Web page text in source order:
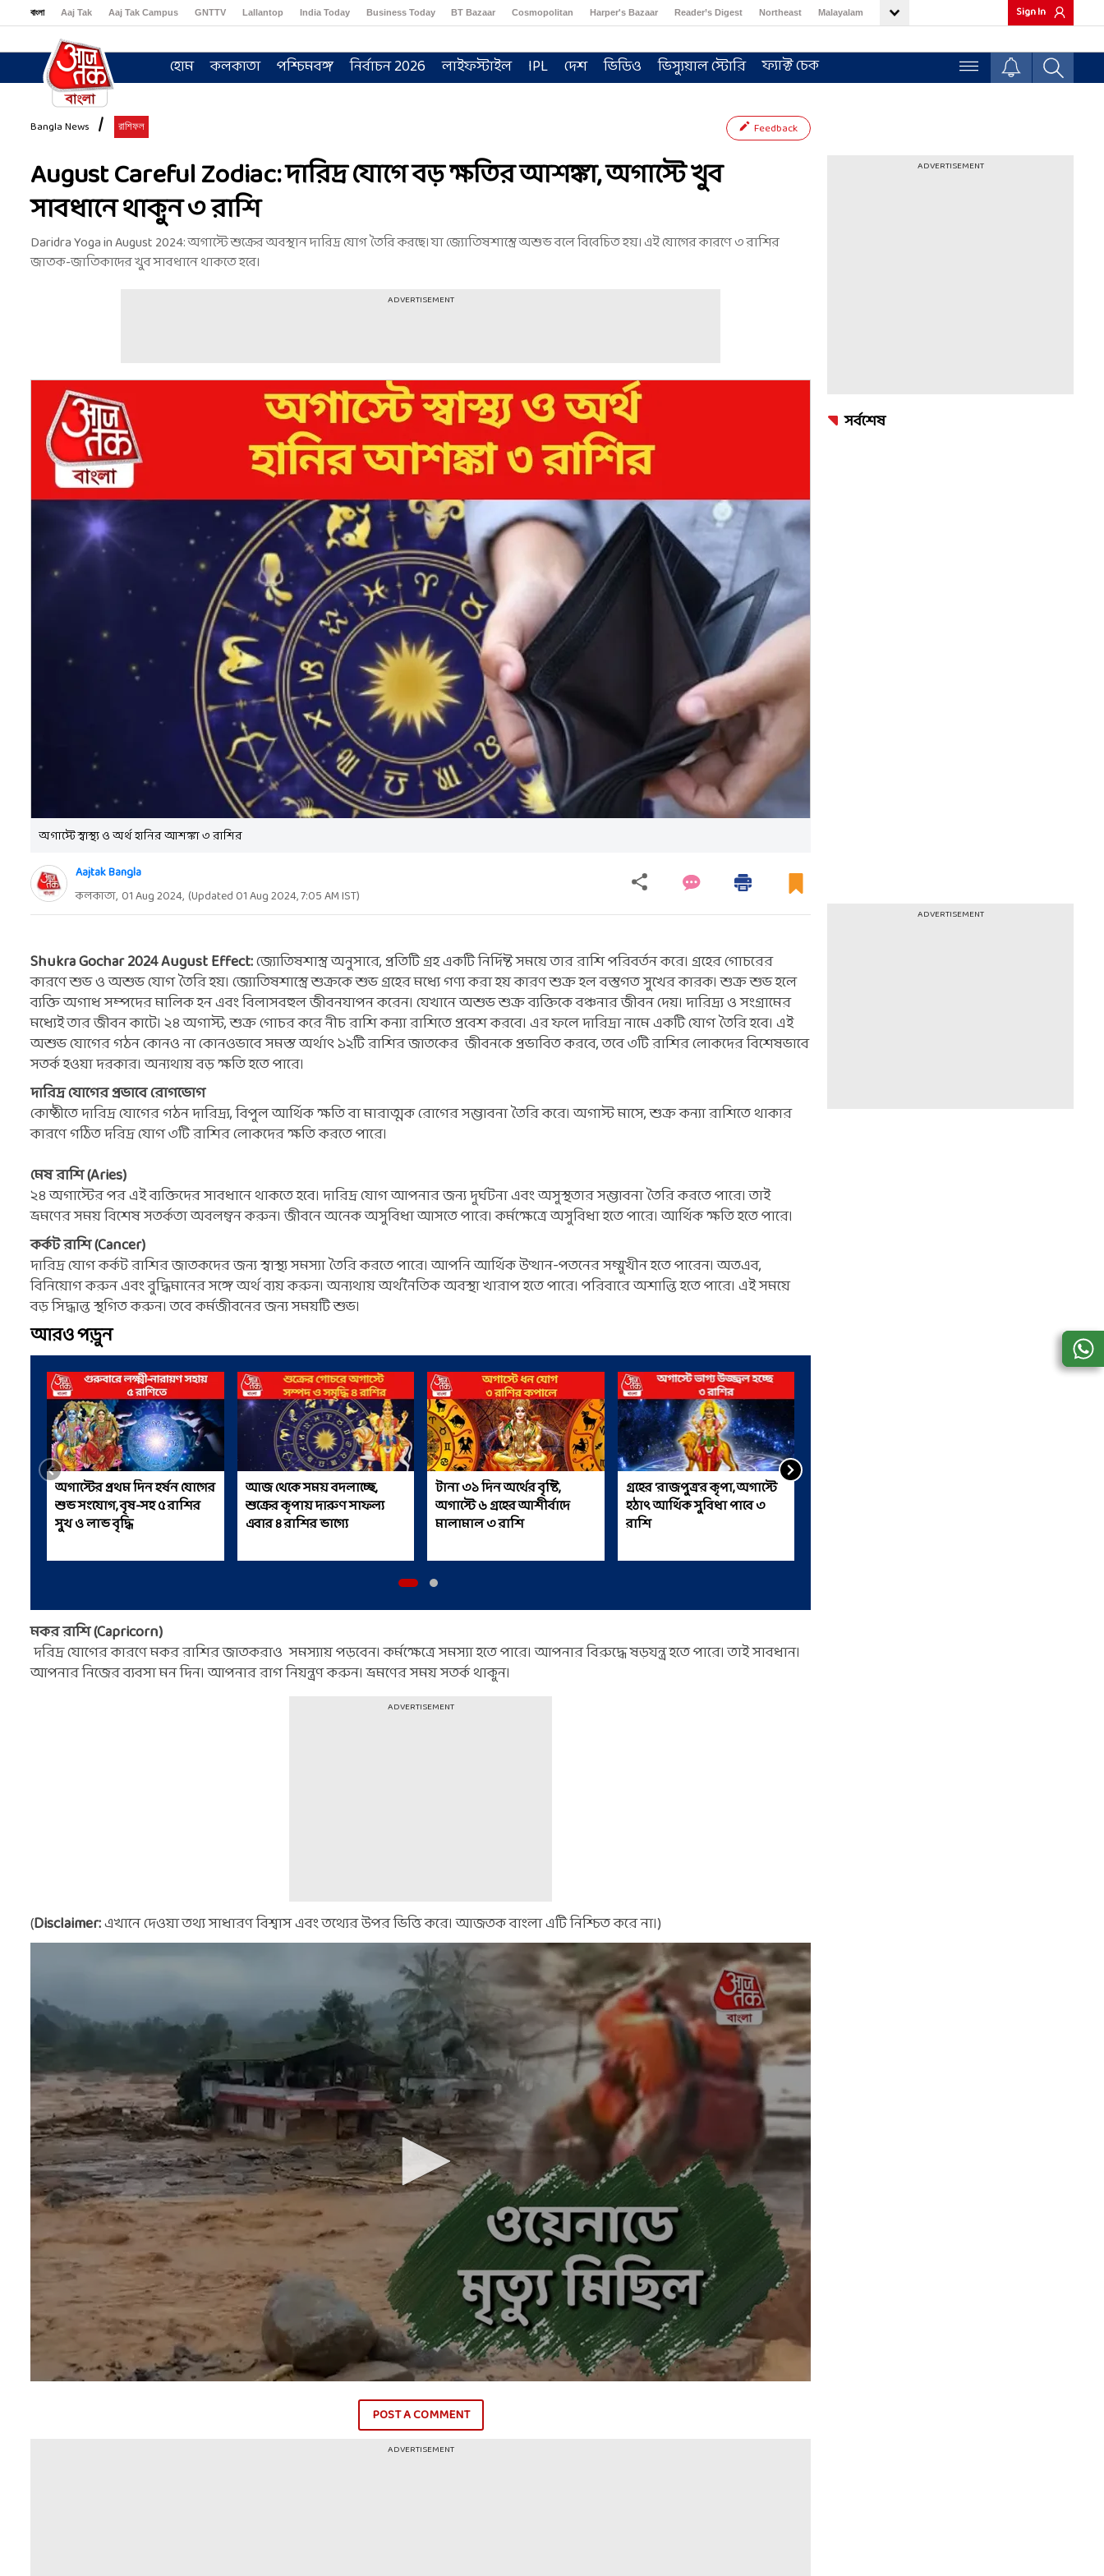
বাংলা Aaj Tak Aaj Tak Campus GNTTV Lallantop India Today Business Today BT Bazaar Cosmopolitan Harper's Bazaar Reader’s Digest Northeast Malayalam Sign In
হোম কলকাতা পশ্চিমবঙ্গ নির্বাচন 2026 লাইফস্টাইল IPL দেশ ভিডিও ভিস্যুয়াল স্টোরি ফ্যাক্ট চেক
Bangla News রাশিফল Feedback
August Careful Zodiac: দারিদ্র যোগে বড় ক্ষতির আশঙ্কা, অগাস্টে খুব
সাবধানে থাকুন ৩ রাশি
Daridra Yoga in August 2024: অগাস্টে শুক্রের অবস্থান দারিদ্র যোগ তৈরি করছে। যা জ্যোতিষশাস্ত্রে অশুভ বলে বিবেচিত হয়। এই যোগের কারণে ৩ রাশির
জাতক-জাতিকাদের খুব সাবধানে থাকতে হবে।
ADVERTISEMENT
অগাস্টে স্বাস্থ্য ও অর্থ হানির আশঙ্কা ৩ রাশির
Aajtak Bangla
কলকাতা, 01 Aug 2024, (Updated 01 Aug 2024, 7:05 AMIST)
Shukra Gochar 2024 August Effect:জ্যোতিষশাস্ত্র অনুসারে, প্রতিটি গ্রহ একটি নির্দিষ্ট সময়ে তার রাশি পরিবর্তন করে। গ্রহের গোচরের
কারণে শুভ ও অশুভ যোগ তৈরি হয়। জ্যোতিষশাস্ত্রে শুক্রকে শুভ গ্রহের মধ্যে গণ্য করা হয় কারণ শুক্র হল বস্তুগত সুখের কারক। শুক্র শুভ হলে
ব্যক্তি অগাধ সম্পদের মালিক হন এবং বিলাসবহুল জীবনযাপন করেন। যেখানে অশুভ শুক্র ব্যক্তিকে বঞ্চনার জীবন দেয়। দারিদ্র্য ও সংগ্রামের
মধ্যেই তার জীবন কাটে। ২৪ অগাস্ট, শুক্র গোচর করে নীচ রাশি কন্যা রাশিতে প্রবেশ করবে। এর ফলে দারিদ্রা নামে একটি যোগ তৈরি হবে। এই
অশুভ যোগের গঠন কোনও না কোনওভাবে সমস্ত অর্থাৎ ১২টি রাশির জাতকের জীবনকে প্রভাবিত করবে, তবে ৩টি রাশির লোকদের বিশেষভাবে
সতর্ক হওয়া দরকার। অন্যথায় বড় ক্ষতি হতে পারে।
দারিদ্র যোগের প্রভাবে রোগভোগ
কোষ্ঠীতে দারিদ্র যোগের গঠন দারিদ্র্য, বিপুল আর্থিক ক্ষতি বা মারাত্মক রোগের সম্ভাবনা তৈরি করে। অগাস্ট মাসে, শুক্র কন্যা রাশিতে থাকার
কারণে গঠিত দরিদ্র যোগ ৩টি রাশির লোকদের ক্ষতি করতে পারে।
মেষ রাশি (Aries)
২৪ অগাস্টের পর এই ব্যক্তিদের সাবধানে থাকতে হবে। দারিদ্র যোগ আপনার জন্য দুর্ঘটনা এবং অসুস্থতার সম্ভাবনা তৈরি করতে পারে। তাই
ভ্রমণের সময় বিশেষ সতর্কতা অবলম্বন করুন। জীবনে অনেক অসুবিধা আসতে পারে। কর্মক্ষেত্রে অসুবিধা হতে পারে। আর্থিক ক্ষতি হতে পারে।
কর্কট রাশি (Cancer)
দারিদ্র যোগ কর্কট রাশির জাতকদের জন্য স্বাস্থ্য সমস্যা তৈরি করতে পারে। আপনি আর্থিক উত্থান-পতনের সম্মুখীন হতে পারেন। অতএব,
বিনিয়োগ করুন এবং বুদ্ধিমানের সঙ্গে অর্থ ব্যয় করুন। অন্যথায় অর্থনৈতিক অবস্থা খারাপ হতে পারে। পরিবারে অশান্তি হতে পারে। এই সময়ে
বড় সিদ্ধান্ত স্থগিত করুন। তবে কর্মজীবনের জন্য সময়টি শুভ।
আরও পড়ুন
অগাস্টের প্রথম দিন হর্ষন যোগের
শুভ সংযোগ, বৃষ-সহ ৫ রাশির
সুখ ও লাভ বৃদ্ধি
আজ থেকে সময় বদলাচ্ছে,
শুক্রের কৃপায় দারুণ সাফল্য
এবার ৪ রাশির ভাগ্যে
টানা ৩১ দিন অর্থের বৃষ্টি,
অগাস্টে ৬ গ্রহের আশীর্বাদে
মালামাল ৩ রাশি
গ্রহের 'রাজপুত্র'র কৃপা, অগাস্টে
হঠাৎ আর্থিক সুবিধা পাবে ৩
রাশি
মকর রাশি (Capricorn)
দরিদ্র যোগের কারণে মকর রাশির জাতকরাও সমস্যায় পড়বেন। কর্মক্ষেত্রে সমস্যা হতে পারে। আপনার বিরুদ্ধে ষড়যন্ত্র হতে পারে। তাই সাবধান।
আপনার নিজের ব্যবসা মন দিন। আপনার রাগ নিয়ন্ত্রণ করুন। ভ্রমণের সময় সতর্ক থাকুন।
ADVERTISEMENT
(Disclaimer:এখানে দেওয়া তথ্য সাধারণ বিশ্বাস এবং তথ্যের উপর ভিত্তি করে। আজতক বাংলা এটি নিশ্চিত করে না।)
POST A COMMENT
ADVERTISEMENT
ADVERTISEMENT
সর্বশেষ
ADVERTISEMENT